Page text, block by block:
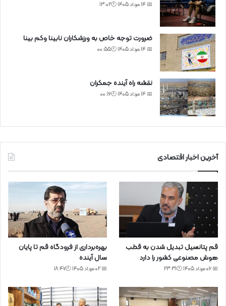
📅 14 مرداد 1405 🕙13:02
ضرورت توجه خاص به ورزشکاران نابینا وکم بینا
📅 14 مرداد 1405 🕙00:55
نقشه راه آینده جمکران
📅 14 مرداد 1405 🕙00:16
آخرین اخبار اقتصادی
قم پتانسیل تبدیل شدن به قطب
هوش مصنوعی کشور را دارد
📅 06 مرداد 1405 🕙23:31
بهره‌برداری از فرودگاه قم تا پایان
سال آینده
📅 02 مرداد 1405 🕙18:47